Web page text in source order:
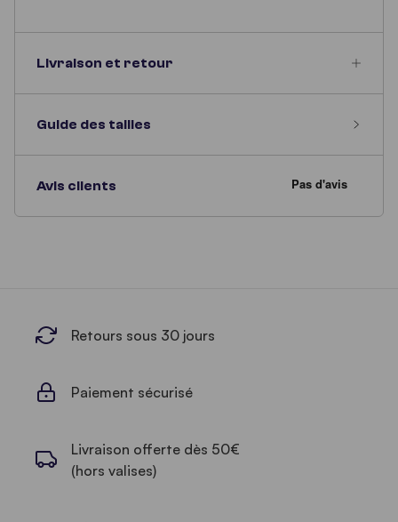
Livraison et retour
Guide des tailles
Avis clients
Retours sous 30 jours
Paiement sécurisé
Livraison offerte dès 50€
(hors valises)